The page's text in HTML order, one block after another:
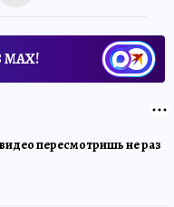
МАХ!
пересмотришь не раз